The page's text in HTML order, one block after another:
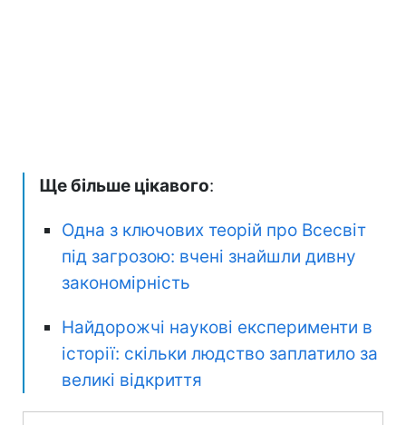
Ще більше цікавого:
Одна з ключових теорій про Всесвіт
під загрозою: вчені знайшли дивну
закономірність
Найдорожчі наукові експерименти в
історії: скільки людство заплатило за
великі відкриття